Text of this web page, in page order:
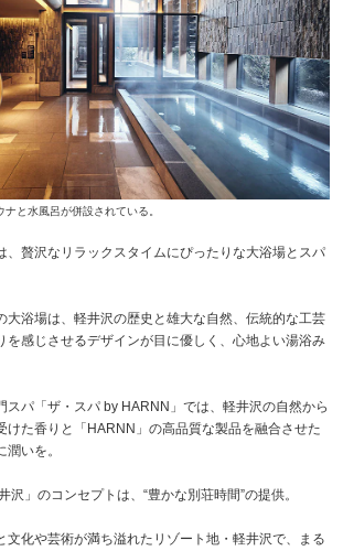
と水風呂が併設されている。
贅沢なリラックスタイムにぴったりな大浴場とスパ
浴場は、軽井沢の歴史と雄大な自然、伝統的な工芸
を感じさせるデザインが目に優しく、心地よい湯浴み
パ「ザ・スパ by HARNN」では、軽井沢の自然から
けた香りと「HARNN」の高品質な製品を融合させた
いを。
沢」のコンセプトは、“豊かな別荘時間”の提供。
化や芸術が満ち溢れたリゾート地・軽井沢で、まる